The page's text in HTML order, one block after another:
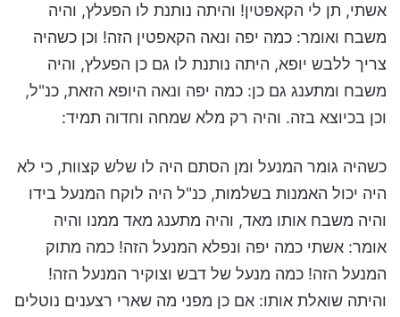
אשתי, תן לי הקאפטין! והיתה נותנת לו הפעלץ, והיה
משבח ואומר: כמה יפה ונאה הקאפטין הזה! וכן כשהיה
צריך ללבש יופא, היתה נותנת לו גם כן הפעלץ, והיה
משבח ומתענג גם כן: כמה יפה ונאה היופא הזאת, כנ"ל,
וכן בכיוצא בזה. והיה רק מלא שמחה וחדוה תמיד:
כשהיה גומר המנעל ומן הסתם היה לו שלש קצוות, כי לא
היה יכול האמנות בשלמות, כנ"ל היה לוקח המנעל בידו
והיה משבח אותו מאד, והיה מתענג מאד ממנו והיה
אומר: אשתי כמה יפה ונפלא המנעל הזה! כמה מתוק
המנעל הזה! כמה מנעל של דבש וצוקיר המנעל הזה!
והיתה שואלת אותו: אם כן מפני מה שארי רצענים נוטלים